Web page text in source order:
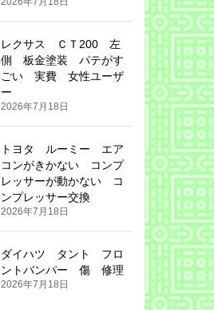
レクサス ＣＴ200 左
側 板金塗装 パテがす
ごい 実費 女性ユーザ
ー
2026年7月18日
トヨタ ルーミー エア
コンがきかない コンプ
レッサーが動かない コ
ンプレッサー交換
2026年7月18日
ダイハツ タント フロ
ントバンパー 傷 修理
2026年7月18日